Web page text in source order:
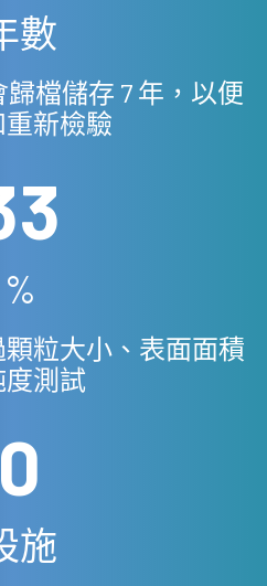
數
檔儲存 7 年，以便
新檢驗
%
粒大小、表面面積
度測試
0
施